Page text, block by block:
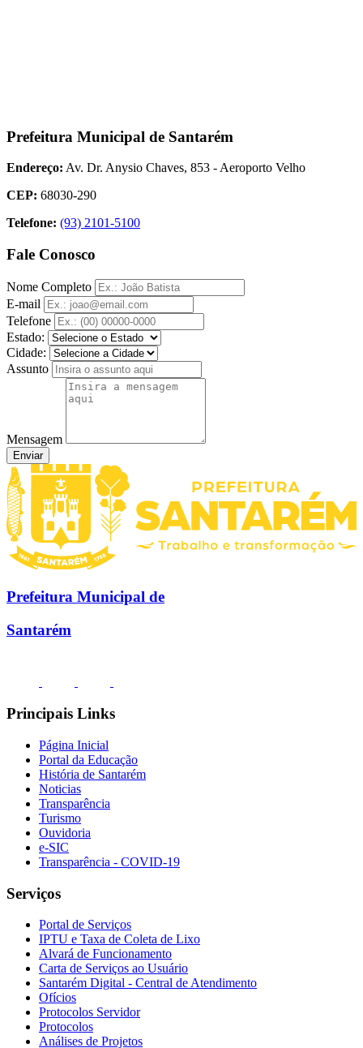
Prefeitura Municipal de Santarém
Endereço: Av. Dr. Anysio Chaves, 853 - Aeroporto Velho
CEP: 68030-290
Telefone: (93) 2101-5100
Fale Conosco
Nome Completo
E-mail
Telefone
Estado:
Cidade:
Assunto
Mensagem
Enviar
Prefeitura Municipal de
Santarém
Principais Links
Página Inicial
Portal da Educação
História de Santarém
Noticias
Transparência
Turismo
Ouvidoria
e-SIC
Transparência - COVID-19
Serviços
Portal de Serviços
IPTU e Taxa de Coleta de Lixo
Alvará de Funcionamento
Carta de Serviços ao Usuário
Santarém Digital - Central de Atendimento
Ofícios
Protocolos Servidor
Protocolos
Análises de Projetos